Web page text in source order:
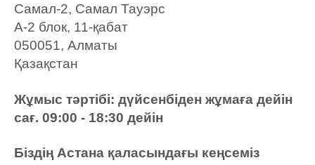
Самал-2, Самал Тауэрс
A-2 блок, 11-қабат
050051, Алматы
Қазақстан
Жұмыс тәртібі: дүйсенбіден жұмаға дейін
сағ. 09:00 - 18:30 дейін
Біздің Астана қаласындағы кеңсеміз